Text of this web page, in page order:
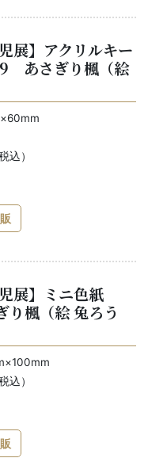
展】アクリルキー
あさぎり楓（絵
込）
展】ミニ色紙
楓（絵 兔ろう
込）